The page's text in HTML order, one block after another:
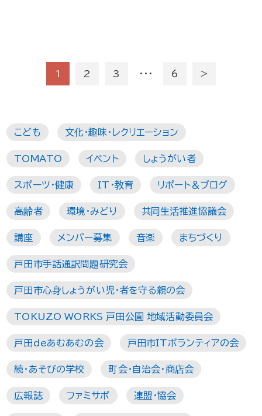
1 2 3 ・・・ 6 ＞
こども 文化・趣味・レクリエーション
TOMATO イベント しょうがい者
スポーツ・健康 IT・教育 リポート＆ブログ
高齢者 環境・みどり 共同生活推進協議会
講座 メンバー募集 音楽 まちづくり
戸田市手話通訳問題研究会
戸田市心身しょうがい児・者を守る親の会
TOKUZO WORKS 戸田公園 地域活動委員会
戸田deあむあむの会 戸田市ITボランティアの会
続・あそびの学校 町会・自治会・商店会
広報誌 ファミサポ 連盟・協会